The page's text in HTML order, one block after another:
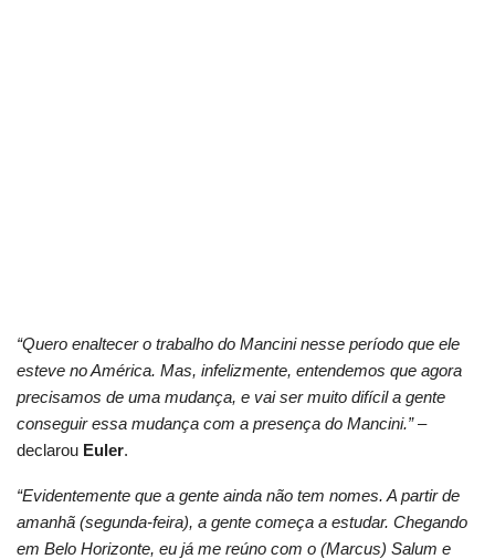
“Quero enaltecer o trabalho do Mancini nesse período que ele
esteve no América. Mas, infelizmente, entendemos que agora
precisamos de uma mudança, e vai ser muito difícil a gente
conseguir essa mudança com a presença do Mancini.”–
declarou Euler.
“Evidentemente que a gente ainda não tem nomes. A partir de
amanhã (segunda-feira), a gente começa a estudar. Chegando
em Belo Horizonte, eu já me reúno com o (Marcus) Salum e